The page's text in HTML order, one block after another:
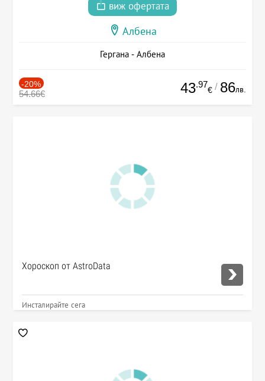
виж офертата
Албена
Гергана - Албена
-20%
54.66€ 43.97
€ / 86лв.
Хороскоп от AstroData
Инсталирайте сега